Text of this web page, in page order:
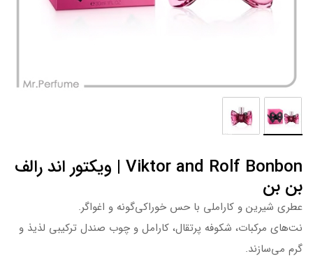
Viktor and Rolf Bonbon | ویکتور اند رالف
بن بن
عطری شیرین و کاراملی با حس خوراکی‌گونه و اغواگر.
نت‌های مرکبات، شکوفه پرتقال، کارامل و چوب صندل ترکیبی لذیذ و
گرم می‌سازند.